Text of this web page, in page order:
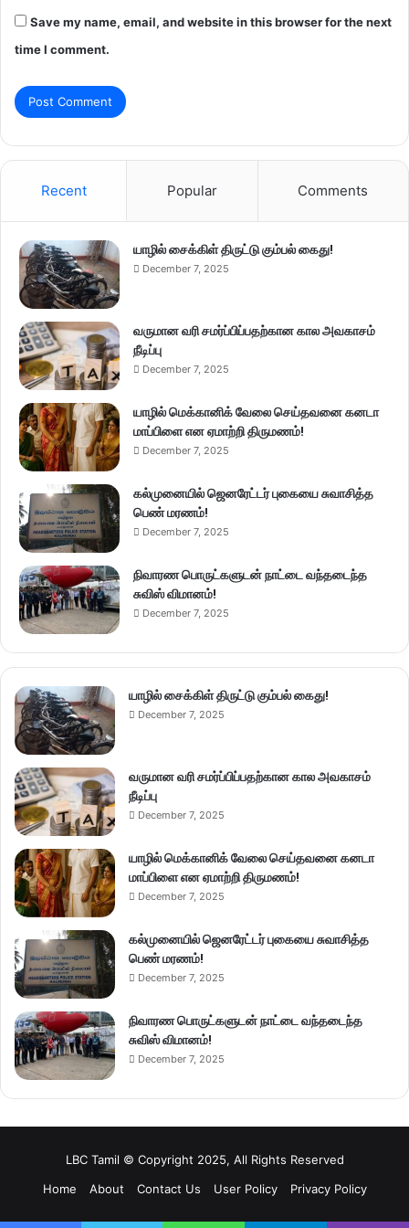
Save my name, email, and website in this browser for the next
time I comment.
Recent Popular Comments
யாழில் சைக்கிள் திருட்டு கும்பல் கைது!
December 7, 2025
வருமான வரி சமர்ப்பிப்பதற்கான கால அவகாசம்
நீடிப்பு
December 7, 2025
யாழில் மெக்கானிக் வேலை செய்தவனை கனடா
மாப்பிளை என ஏமாற்றி திருமணம்!
December 7, 2025
கல்முனையில் ஜெனரேட்டர் புகையை சுவாசித்த
பெண் மரணம்!
December 7, 2025
நிவாரண பொருட்களுடன் நாட்டை வந்தடைந்த
சுவிஸ் விமானம்!
December 7, 2025
யாழில் சைக்கிள் திருட்டு கும்பல் கைது!
December 7, 2025
வருமான வரி சமர்ப்பிப்பதற்கான கால அவகாசம்
நீடிப்பு
December 7, 2025
யாழில் மெக்கானிக் வேலை செய்தவனை கனடா
மாப்பிளை என ஏமாற்றி திருமணம்!
December 7, 2025
கல்முனையில் ஜெனரேட்டர் புகையை சுவாசித்த
பெண் மரணம்!
December 7, 2025
நிவாரண பொருட்களுடன் நாட்டை வந்தடைந்த
சுவிஸ் விமானம்!
December 7, 2025
LBC Tamil © Copyright 2025, All Rights Reserved
Home
About Contact Us User Policy Privacy Policy